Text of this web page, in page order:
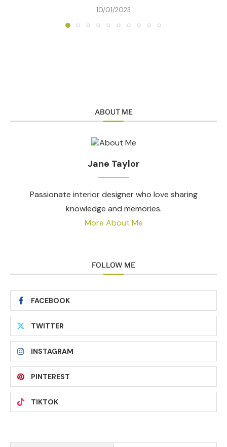
10/01/2023
ABOUT ME
Jane Taylor
Passionate interior designer who love sharing
knowledge and memories.
More About Me
FOLLOW ME
FACEBOOK
TWITTER
INSTAGRAM
PINTEREST
TIKTOK